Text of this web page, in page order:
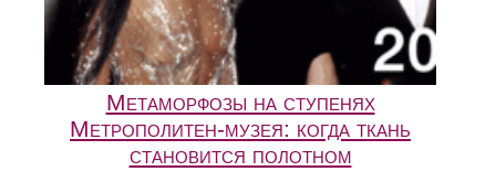
Метаморфозы на ступенях
Метрополитен-музея: когда ткань
становится полотном